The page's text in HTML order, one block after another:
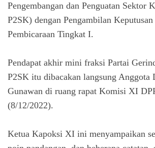
Pengembangan dan Penguatan Sektor
P2SK) dengan Pengambilan Keputusan
Pembicaraan Tingkat I.
Pendapat akhir mini fraksi Partai
P2SK itu dibacakan langsung Anggota
Gunawan di ruang rapat Komisi XI
(8/12/2022).
Ketua Kapoksi XI ini menyampaikan